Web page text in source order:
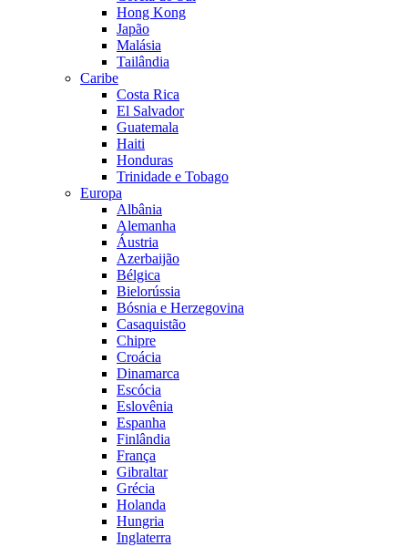
Hong Kong
Japão
Malásia
Tailândia
Caribe
Costa Rica
El Salvador
Guatemala
Haiti
Honduras
Trinidade e Tobago
Europa
Albânia
Alemanha
Áustria
Azerbaijão
Bélgica
Bielorússia
Bósnia e Herzegovina
Casaquistão
Chipre
Croácia
Dinamarca
Escócia
Eslovênia
Espanha
Finlândia
França
Gibraltar
Grécia
Holanda
Hungria
Inglaterra